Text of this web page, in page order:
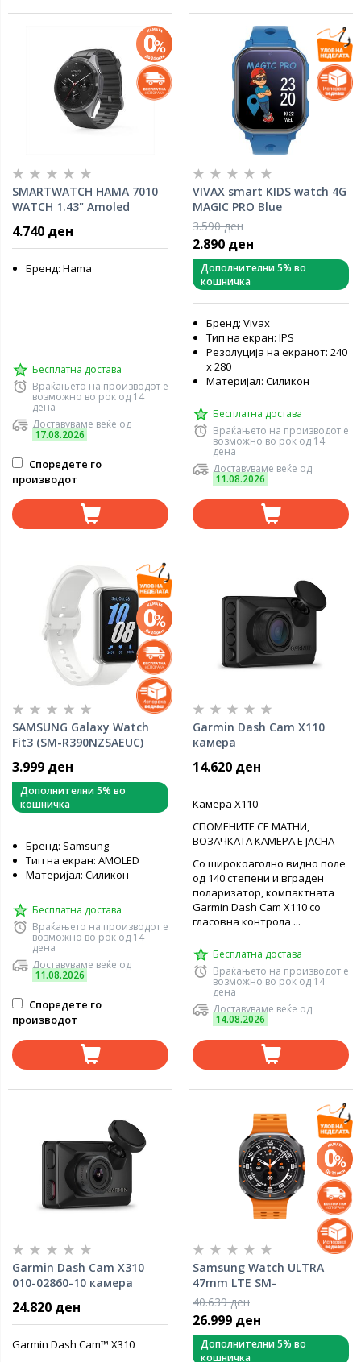
SMARTWATCH HAMA 7010
WATCH 1.43" Amoled
Black 178618
4.740 ден
Бренд: Hama
Бесплатна достава
Враќањето на производот е
возможно во рок од 14
дена
Доставуваме веќе од
17.08.2026
Споредете го
производот
VIVAX smart KIDS watch 4G
MAGIC PRO Blue
3.590 ден
2.890 ден
Дополнителни 5% во
кошничка
Бренд: Vivax
Тип на екран: IPS
Резолуција на екранот: 240
x 280
Материјал: Силикон
Бесплатна достава
Враќањето на производот е
возможно во рок од 14
дена
Доставуваме веќе од
11.08.2026
SAMSUNG Galaxy Watch
Fit3 (SM-R390NZSAEUC)
3.999 ден
Дополнителни 5% во
кошничка
Бренд: Samsung
Тип на екран: AMOLED
Материјал: Силикон
Бесплатна достава
Враќањето на производот е
возможно во рок од 14
дена
Доставуваме веќе од
11.08.2026
Споредете го
производот
Garmin Dash Cam X110
камера
14.620 ден
Камера X110
СПОМЕНИТЕ СЕ МАТНИ,
ВОЗАЧКАТА КАМЕРА Е ЈАСНА
Со широкоаголно видно поле
од 140 степени и вграден
поларизатор, компактната
Garmin Dash Cam X110 со
гласовна контрола ...
Бесплатна достава
Враќањето на производот е
возможно во рок од 14
дена
Доставуваме веќе од
14.08.2026
Garmin Dash Cam X310
010-02860-10 камера
24.820 ден
Garmin Dash Cam™ X310
Samsung Watch ULTRA
47mm LTE SM-
L705FZA2EUC Titanium
Grey
40.639 ден
26.999 ден
Дополнителни 5% во
кошничка